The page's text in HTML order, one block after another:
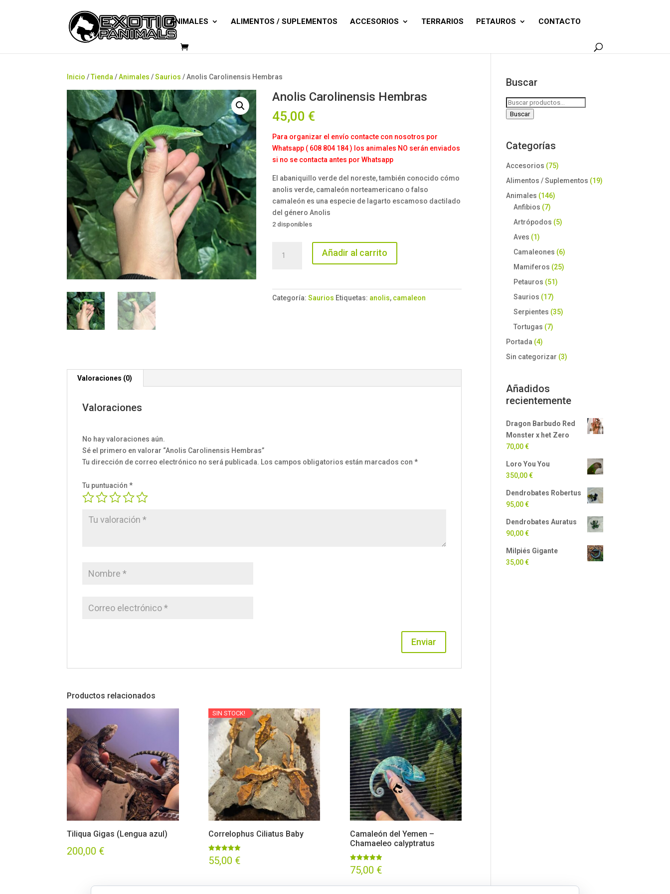
ANIMALES ALIMENTOS / SUPLEMENTOS ACCESORIOS TERRARIOS PETAUROS CONTACTO
productos
Inicio /Tienda /Animales /Saurios / Anolis Carolinensis Hembras
Anolis Carolinensis Hembras
45,00 €
Para organizar el envío contacte con nosotros por
Whatsapp ( 608 804 184 ) los animales NO serán enviados
si no se contacta antes por Whatsapp
El abaniquillo verde del noreste, también conocido cómo
anolis verde, camaleón norteamericano o falso
camaleón es una especie de lagarto escamoso dactilado
del género Anolis
2 disponibles
Carolinensis
Añadir al carrito
Categoría:Saurios Etiquetas: anolis, camaleon
Valoraciones (0)
Valoraciones
No hay valoraciones aún.
Sé el primero en valorar “Anolis Carolinensis Hembras”
Tu dirección de correo electrónico no será publicada. Los campos obligatorios están marcados con*
Tu puntuación*
Productos relacionados
Tiliqua Gigas (Lengua azul)
200,00 €
SIN STOCK!
Correlophus Ciliatus Baby
Valorado
con
55,00 €
Camaleón del Yemen –
Chamaeleo calyptratus
Valorado
con
75,00 €
Buscar
Buscar
por:
Buscar
Categorías
Accesorios (75)
Alimentos / Suplementos (19)
Animales (146)
Anfibios (7)
Artrópodos (5)
Aves (1)
Camaleones (6)
Mamiferos (25)
Petauros (51)
Saurios (17)
Serpientes (35)
Tortugas (7)
Portada (4)
Sin categorizar (3)
Añadidos
recientemente
Dragon Barbudo Red
Monster x het Zero
70,00€
Loro You You
350,00€
Dendrobates Robertus
95,00€
Dendrobates Auratus
90,00€
Milpiés Gigante
35,00€